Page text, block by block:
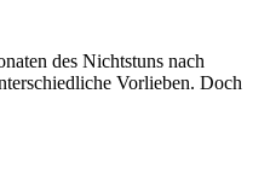
des Nichtstuns nach
Vorlieben. Doch